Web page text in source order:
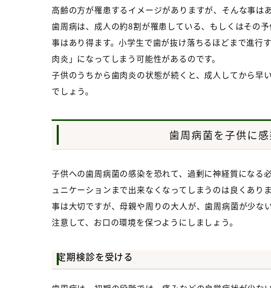
高齢の方が罹患するイメージがありますが、そんな事は
歯周病は、成人の約8割が罹患している、もしくはその
事はあり得ます。小学生で歯が抜け落ちるほどまで進行
肉炎」になってしまう可能性があるのです。
子供のうちから歯肉炎の状態が続くと、成人してから早
でしょう。
歯周病菌を子供に
子供への歯周病菌の感染を恐れて、過剰に神経質になる
ュニケーションまで出来なくなってしまうのは良くあ
事は大切ですが、母親や周りの大人が、歯周病菌が少な
注意して、お口の環境を保つようにしましょう。
定期検診を受ける